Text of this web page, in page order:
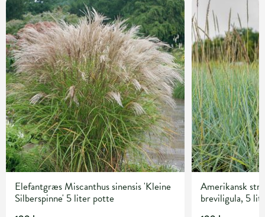
Elefantgræs Miscanthus sinensis 'Kleine
Silberspinne' 5 liter potte
Amerikansk
breviligula, 5